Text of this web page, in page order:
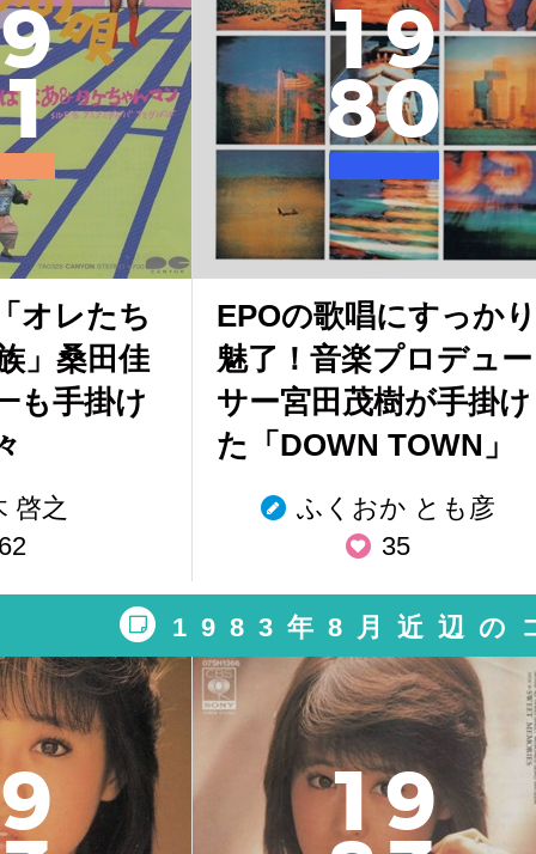
9
1
オレたち
」桑田佳
も手掛け
啓之
19
80
EPOの歌唱にすっかり
魅了！音楽プロデュー
サー宮田茂樹が手掛け
た「DOWN TOWN」
ふくおか とも彦
35
1983年8月近辺の
9
19